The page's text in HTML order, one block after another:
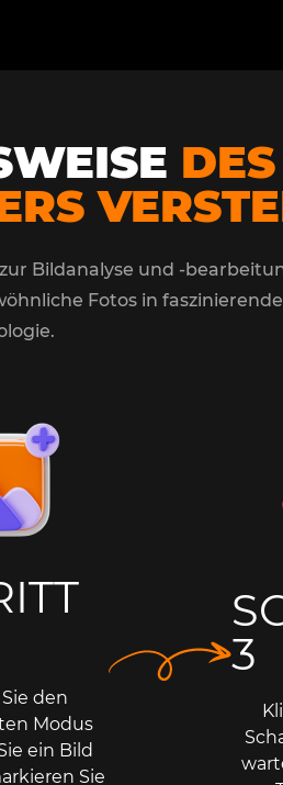
Bildanalyse und -
Fotos in
den
Modus
ein Bild
Sie
3